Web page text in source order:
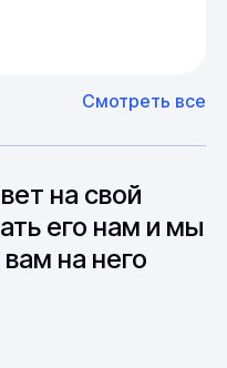
от различных
1 недели.
из Европы и
мы сможем
и
Смотреть все
на свой
его нам и мы
на него